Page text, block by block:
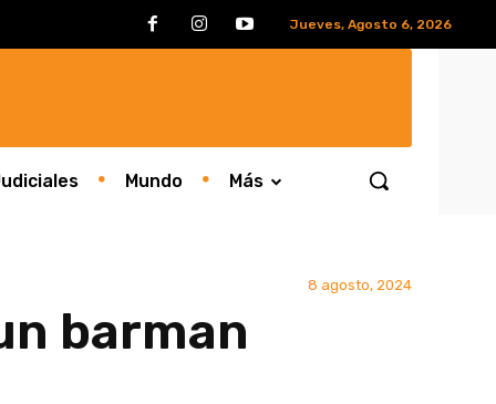
Jueves, Agosto 6, 2026
Mundo Más
8 agosto, 2024
barman